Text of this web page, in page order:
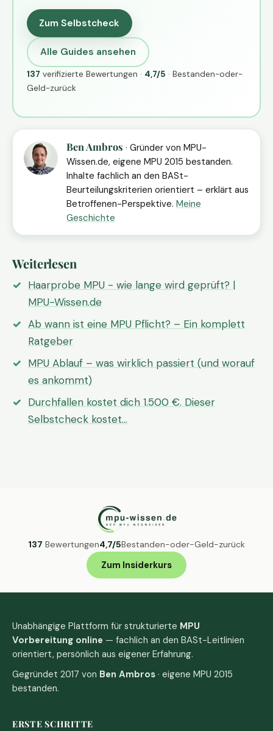
Zum Selbstcheck
Alle Guides ansehen
137 verifizierte Bewertungen · 4,7/5 · Bestanden-oder-
Geld-zurück
Ben Ambros · Gründer von MPU-
Wissen.de, eigene MPU 2015 bestanden.
Inhalte fachlich an den BASt-
Beurteilungskriterien orientiert – erklärt aus
Betroffenen-Perspektive. Meine
Geschichte
Weiterlesen
Haarprobe MPU - wie lange wird geprüft? |
MPU-Wissen.de
Ab wann ist eine MPU Pflicht? – Ein komplett
Ratgeber
MPU Ablauf – was wirklich passiert (und worauf
es ankommt)
Durchfallen kostet dich 1.500 €. Dieser
Selbstcheck kostet…
137 Bewertungen4,7/5Bestanden-oder-Geld-zurück
Zum Insiderkurs
Unabhängige Plattform für strukturierte MPU
Vorbereitung online — fachlich an den BASt-Leitlinien
orientiert, persönlich aus eigener Erfahrung.
Gegründet 2017 von Ben Ambros · eigene MPU 2015
bestanden.
ERSTE SCHRITTE